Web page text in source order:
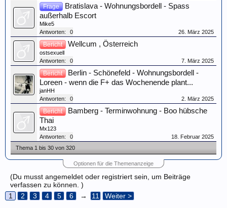
Frage
Bratislava - Wohnungsbordell - Spass
außerhalb Escort
Mike5
Antworten:
0 26. März 2025
Bericht Wellcum , Österreich
ostsexuell
Antworten:
0 7. März 2025
Bericht
Berlin - Schönefeld - Wohnungsbordell -
Loreen - wenn die F+ das Wochenende plant...
janHH
Antworten:
0 2. März 2025
Bericht
Bamberg - Terminwohnung - Boo hübsche
Thai
Mx123
Antworten:
0
18. Februar 2025
Thema 1 bis 30 von 320
Optionen für die Themenanzeige
(Du musst angemeldet oder registriert sein, um Beiträge
verfassen zu können. )
1
2 3 4 5 6 → 11 Weiter >